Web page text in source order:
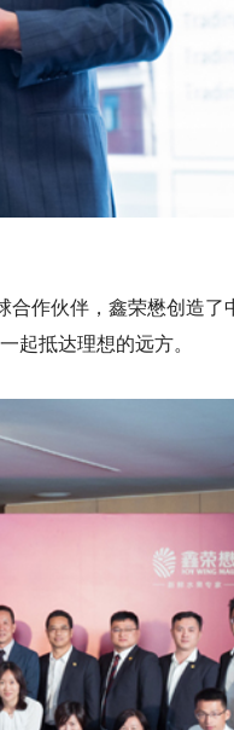
合作伙伴，鑫荣懋创造了
起抵达理想的远方。